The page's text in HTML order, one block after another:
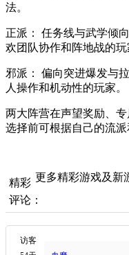
法。
正派： 任务线与武学倾
欢团队协作和阵地战的玩
邪派： 偏向突进爆发与
人操作和机动性的玩家。
两大阵营在声望奖励、
选择前可根据自己的流派
更多精彩游戏及新
精彩
评论：
访客